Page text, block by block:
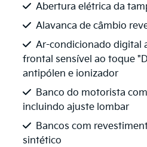
Abertura elétrica da
Alavanca de câmbio
Ar-condicionado digital
frontal sensível ao toque
antipólen e ionizador
Banco do motorista
incluindo ajuste lombar
Bancos com
sintético